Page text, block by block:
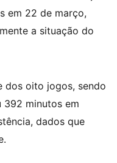
em 22 de março,
a situação do
dos oito jogos, sendo
392 minutos em
dados que